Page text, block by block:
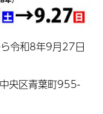
令和8年9月27日
央区青葉町955-